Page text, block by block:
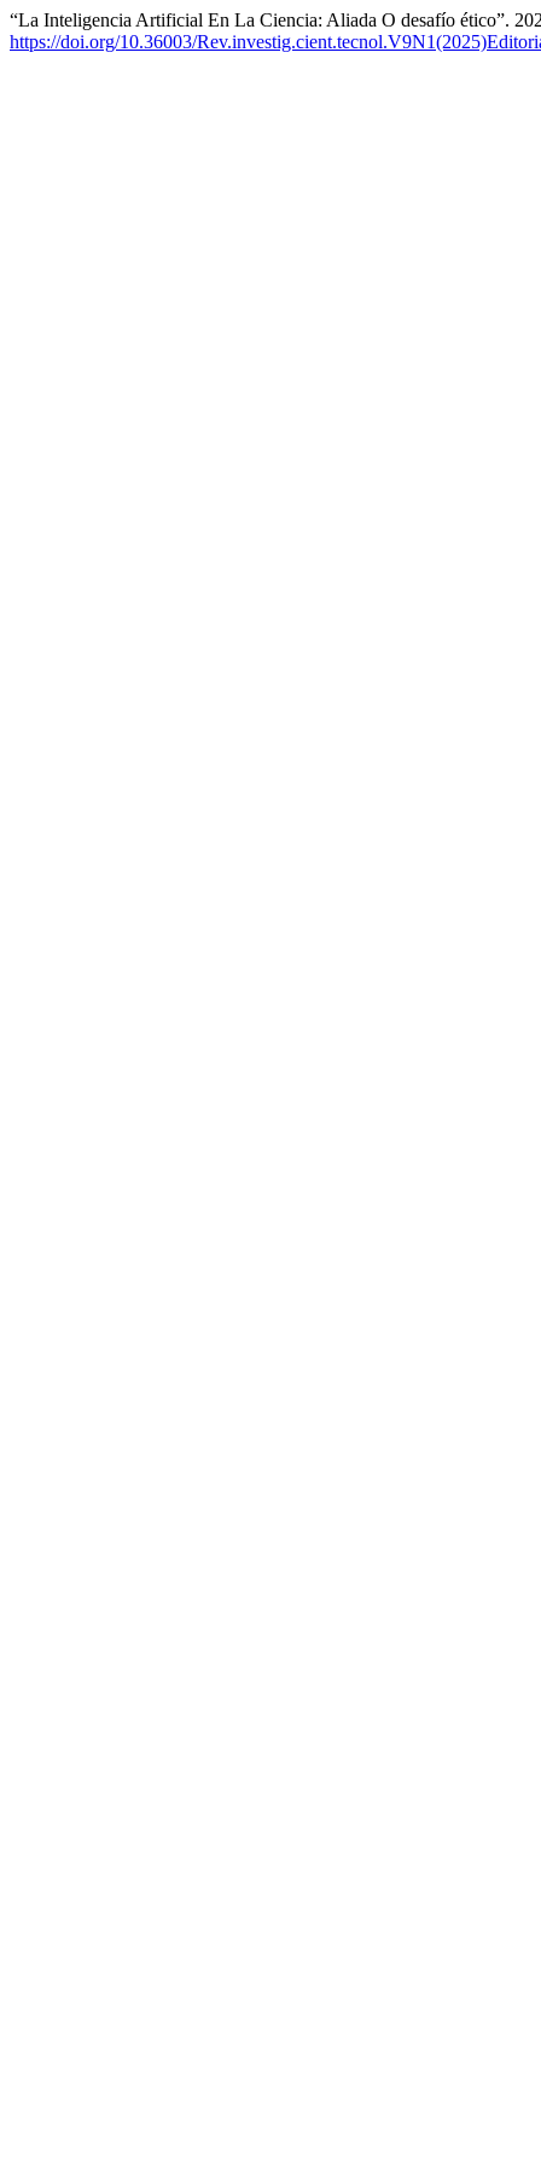
“La Inteligencia Artificial En La Ciencia: Aliada O desafío ético”.
https://doi.org/10.36003/